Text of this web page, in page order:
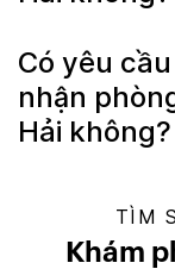
Có yêu
nhận
Hải không?
TÌM
Khám